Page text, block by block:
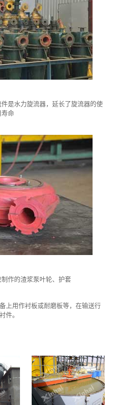
是水力旋流器，延长了旋流器的使
寿命
作的渣浆泵叶轮、护套
上用作衬板或耐磨板等，在输送行
件。